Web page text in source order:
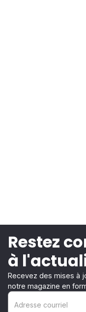
Restez
à
Recevez des mises à
notre magazine en